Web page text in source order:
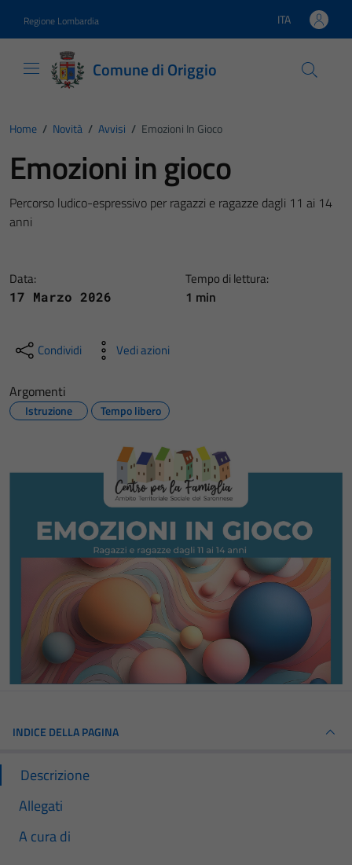
Regione Lombardia Lingua attiva:
ITA
Comune di Origgio
Home / Novità / Avvisi / Emozioni In Gioco
Emozioni in gioco
Percorso ludico-espressivo per ragazzi e ragazze dagli 11 ai 14
anni
Data:
17 Marzo 2026
Tempo di lettura:
1 min
Condividi Vedi azioni
Argomenti
Istruzione Tempo libero
INDICE DELLA PAGINA
Descrizione
Allegati
A cura di